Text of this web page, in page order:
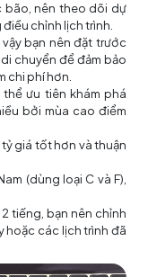
bão, nên theo dõi dự
chỉnh lịch trình.
bạn nên đặt trước
chuyển để đảm bảo
chi phí hơn.
ưu tiên khám phá
bởi mùa cao điểm
giá tốt hơn và thuận
(dùng loại C và F),
tiếng, bạn nên chỉnh
hoặc các lịch trình đã